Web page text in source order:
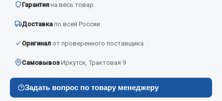
МЕТИЗЫ
Болты
Гайки
Пробки
Пружины
Гарантия на весь товар
Доставка по всей России
Оригинал от проверенного поставщика
Самовывоз Иркутск, Трактовая 9
Задать вопрос по товару менеджеру